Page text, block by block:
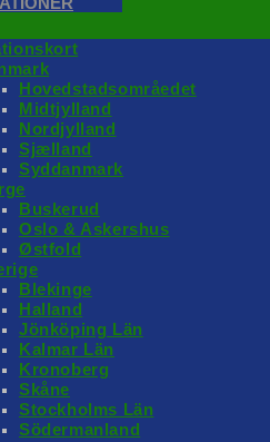
Hovedstadsområedet
Midtjylland
Nordjylland
Sjælland
Syddanmark
Buskerud
Oslo & Askershus
Østfold
Blekinge
Halland
Jönköping Län
Kalmar Län
Kronoberg
Skåne
Stockholms Län
Södermanland